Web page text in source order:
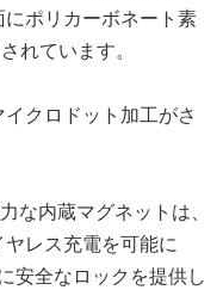
ポリカーボネート素
れています。
クロドット加工がさ
な内蔵マグネットは、
レス充電を可能に
安全なロックを提供し